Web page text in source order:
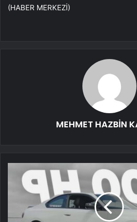
(HABER MERKEZİ)
MEHMET HAZBİN